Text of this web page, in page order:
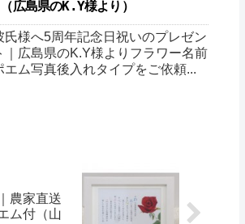
（広島県のK.Y様より ）
氏様へ5周年記念日祝いのプレゼン
｜広島県のK.Y様よりフラワー名前
エム写真後入れタイプをご依頼...
農家直送
ム付（山